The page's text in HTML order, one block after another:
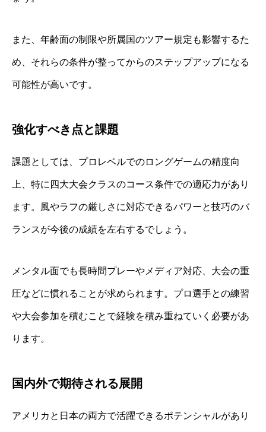
また、年齢面の制限や所属国のツアー規定も影響するた
め、それらの条件が整ってからのステップアップになる
可能性が高いです。
強化すべき点と課題
課題としては、プロレベルでのロングゲームの精度向
上、特に四大大会クラスのコース条件での適応力があり
ます。風やラフの厳しさに対応できるパワーと技巧のバ
ランスが今後の成績を左右するでしょう。
メンタル面でも長時間プレーやメディア対応、大会の重
圧などに慣れることが求められます。プロ選手との練習
や大会参加を積むことで経験を積み重ねていく必要があ
ります。
国内外で期待される展開
アメリカと日本の両方で活躍できるポテンシャルがあり